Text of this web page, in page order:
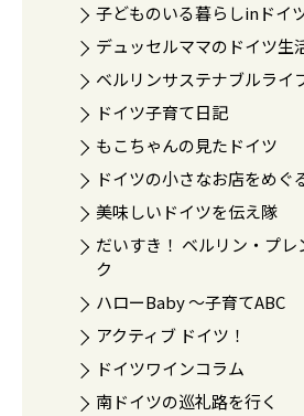
子どものいる暮らしinドイ
デュッセルママのドイツ生
ベルリンサステナブルライ
ドイツ子育て日記
もこちゃんの見たドイツ
ドイツの小さなお店をめぐ
美味しいドイツを伝え隊
だいすき！ ベルリン・プレ
ク
ハローBaby 〜子育てABC
アクティブ ドイツ！
ドイツワインコラム
南ドイツの巡礼路を行く